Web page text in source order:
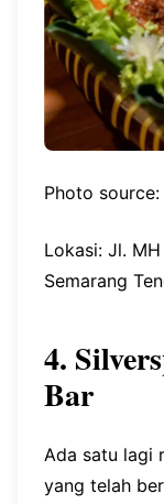
Photo source:
Lokasi: Jl.
Semarang
4.
Bar
Ada satu lagi
yang telah